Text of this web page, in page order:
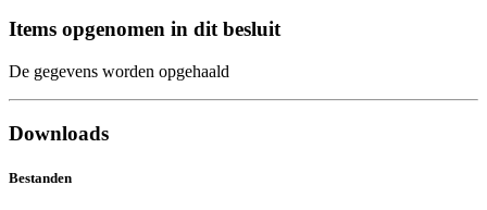
Items opgenomen in dit besluit
De gegevens worden opgehaald
Downloads
Bestanden